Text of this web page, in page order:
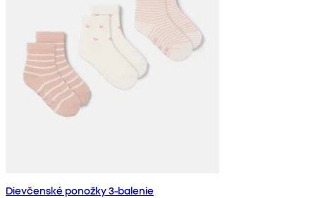
Dievčenské ponožky 3-balenie